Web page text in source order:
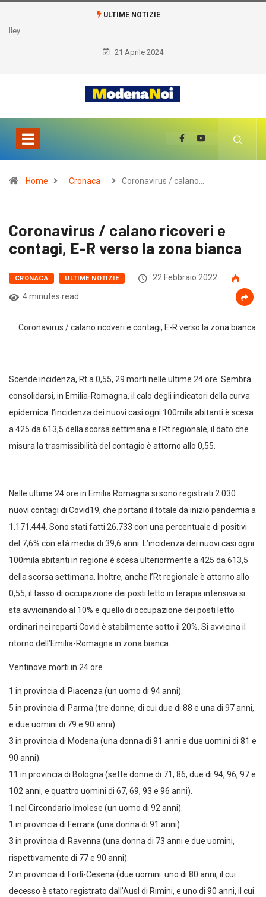
ULTIME NOTIZIE
21 Aprile 2024
Home Cronaca Coronavirus / calano…
Coronavirus / calano ricoveri e
contagi, E-R verso la zona bianca
CRONACA ULTIME NOTIZIE
22 Febbraio 2022
4 minutes read
Scende incidenza, Rt a 0,55, 29 morti nelle ultime 24 ore. Sembra
consolidarsi, in Emilia-Romagna, il calo degli indicatori della curva
epidemica: l’incidenza dei nuovi casi ogni 100mila abitanti è scesa
a 425 da 613,5 della scorsa settimana e l’Rt regionale, il dato che
misura la trasmissibilità del contagio è attorno allo 0,55.
Nelle ultime 24 ore in Emilia Romagna si sono registrati 2.030
nuovi contagi di Covid19, che portano il totale da inizio pandemia a
1.171.444. Sono stati fatti 26.733 con una percentuale di positivi
del 7,6% con età media di 39,6 anni. L’incidenza dei nuovi casi ogni
100mila abitanti in regione è scesa ulteriormente a 425 da 613,5
della scorsa settimana. Inoltre, anche l’Rt regionale è attorno allo
0,55; il tasso di occupazione dei posti letto in terapia intensiva si
sta avvicinando al 10% e quello di occupazione dei posti letto
ordinari nei reparti Covid è stabilmente sotto il 20%. Si avvicina il
ritorno dell’Emilia-Romagna in zona bianca.
Ventinove morti in 24 ore
1 in provincia di Piacenza (un uomo di 94 anni).
5 in provincia di Parma (tre donne, di cui due di 88 e una di 97 anni,
e due uomini di 79 e 90 anni).
3 in provincia di Modena (una donna di 91 anni e due uomini di 81 e
90 anni).
11 in provincia di Bologna (sette donne di 71, 86, due di 94, 96, 97 e
102 anni, e quattro uomini di 67, 69, 93 e 96 anni).
1 nel Circondario Imolese (un uomo di 92 anni).
1 in provincia di Ferrara (una donna di 91 anni).
3 in provincia di Ravenna (una donna di 73 anni e due uomini,
rispettivamente di 77 e 90 anni).
2 in provincia di Forlì-Cesena (due uomini: uno di 80 anni, il cui
decesso è stato registrato dall’Ausl di Rimini, e uno di 90 anni, il cui